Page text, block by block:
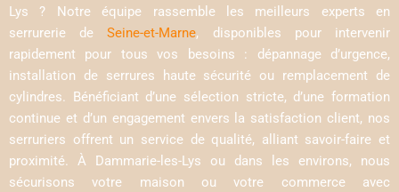
Lys ? Notre équipe rassemble les meilleurs experts en
serrurerie deSeine-et-Marne, disponibles pour intervenir
rapidement pour tous vos besoins : dépannage d’urgence,
installation de serrures haute sécurité ou remplacement de
cylindres. Bénéficiant d’une sélection stricte, d’une formation
continue et d’un engagement envers la satisfaction client, nos
serruriers offrent un service de qualité, alliant savoir-faire et
proximité. À Dammarie-les-Lys ou dans les environs, nous
sécurisons votre maison ou votre commerce avec